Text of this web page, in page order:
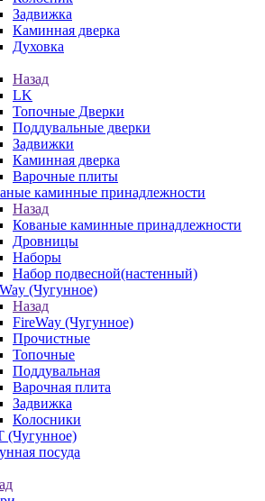
Задвижка
Каминная дверка
Духовка
Назад
LK
Топочные Дверки
Поддувальные дверки
Задвижки
Каминная дверка
Варочные плиты
каминные принадлежности
Назад
Кованые каминные принадлежности
Дровницы
Наборы
Набор подвесной(настенный)
(Чугунное)
Назад
FireWay (Чугунное)
Прочистные
Топочные
Поддувальная
Варочная плита
Задвижка
Колосники
(Чугунное)
посуда